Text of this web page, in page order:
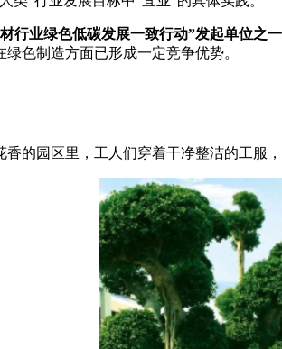
行业绿色低碳发展一致行动”发起单位之
色制造方面已形成一定竞争优势。
香的园区里，工人们穿着干净整洁的工服